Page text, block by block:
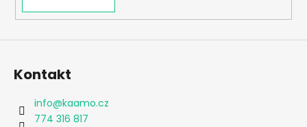
Kontakt
info@kaamo.cz
774 316 817